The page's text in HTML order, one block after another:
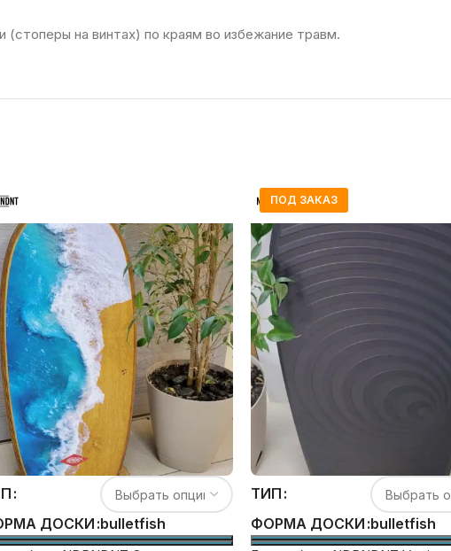
на винтах) по краям во избежание травм.
ДОСКИ bulletfish
ПОД ЗАКАЗ
ТИП
ФОРМА ДОСКИ bulletfish